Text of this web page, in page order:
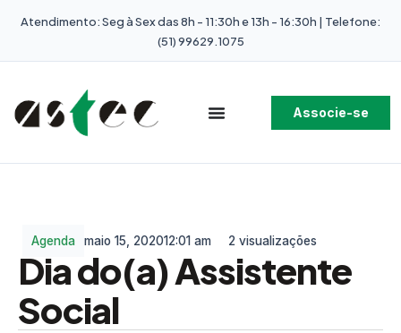
Atendimento: Seg à Sex das 8h - 11:30h e 13h - 16:30h | Telefone:
(51) 99629.1075
Associe-se
Agenda maio 15, 202012:01 am 2 visualizações
Dia do(a) Assistente
Social